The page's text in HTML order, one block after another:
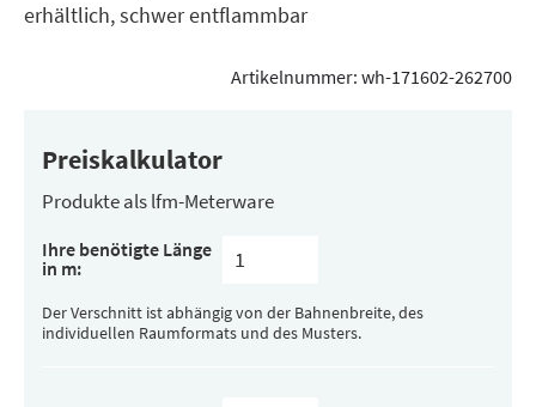
erhältlich, schwer entflammbar
Artikelnummer: wh-171602-262700
Preiskalkulator
Produkte als lfm-Meterware
Ihre benötigte Länge
in m:
Der Verschnitt ist abhängig von der Bahnenbreite, des
individuellen Raumformats und des Musters.